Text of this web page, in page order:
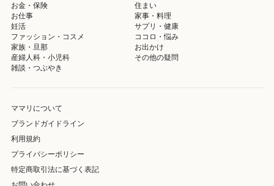
お金・保険
住まい
お仕事
家事・料理
妊活
サプリ・健康
ファッション・コスメ
ココロ・悩み
家族・旦那
お出かけ
産婦人科・小児科
その他の疑問
雑談・つぶやき
ママリについて
ブランドガイドライン
利用規約
プライバシーポリシー
特定商取引法に基づく表記